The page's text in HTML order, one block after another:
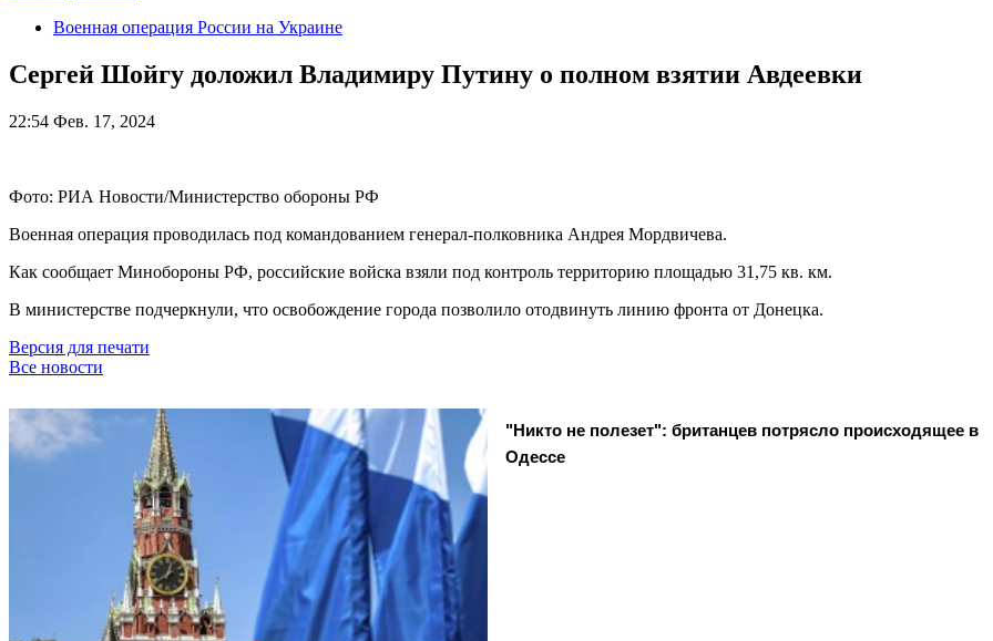
Военная операция России на Украине
Сергей Шойгу доложил Владимиру Путину о полном взятии Авдеевки
22:54 Фев. 17, 2024
Фото: РИА Новости/Министерство обороны РФ
Военная операция проводилась под командованием генерал-полковника Андрея Мордвичева.
Как сообщает Минобороны РФ, российские войска взяли под контроль территорию площадью 31,75 кв. км.
В министерстве подчеркнули, что освобождение города позволило отодвинуть линию фронта от Донецка.
Версия для печати
Все новости
"Никто не полезет": британцев потрясло происходящее в
Одессе